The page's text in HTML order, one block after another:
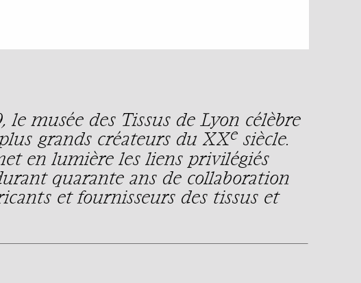
musée des Tissus de Lyon célèbre
grands créateurs du XXesiècle.
en lumière les liens privilégiés
quarante ans de collaboration
et fournisseurs des tissus et